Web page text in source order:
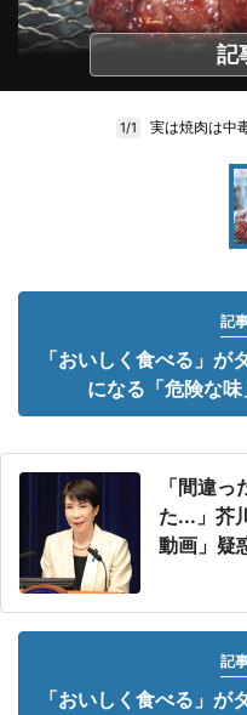
記
1/1 実は焼肉は中
記
「おいしく食べる」
になる「危険な味
「間違
た...」芥
動画」疑
記
「おいしく食べる」